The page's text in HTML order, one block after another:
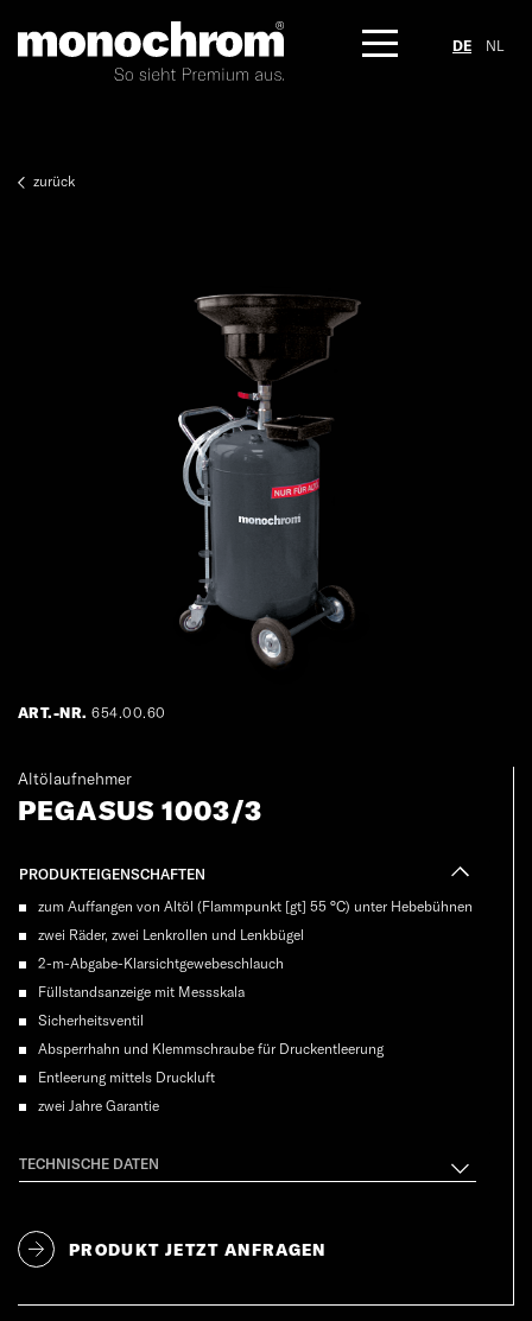
DE NL
zurück
ART.-NR. 654.00.60
Altölaufnehmer
PEGASUS 1003/3
PRODUKTEIGENSCHAFTEN
zum Auffangen von Altöl (Flammpunkt [gt] 55 °C) unter Hebebühnen
zwei Räder, zwei Lenkrollen und Lenkbügel
2-m-Abgabe-Klarsichtgewebeschlauch
Füllstandsanzeige mit Messskala
Sicherheitsventil
Absperrhahn und Klemmschraube für Druckentleerung
Entleerung mittels Druckluft
zwei Jahre Garantie
TECHNISCHE DATEN
PRODUKT JETZT ANFRAGEN